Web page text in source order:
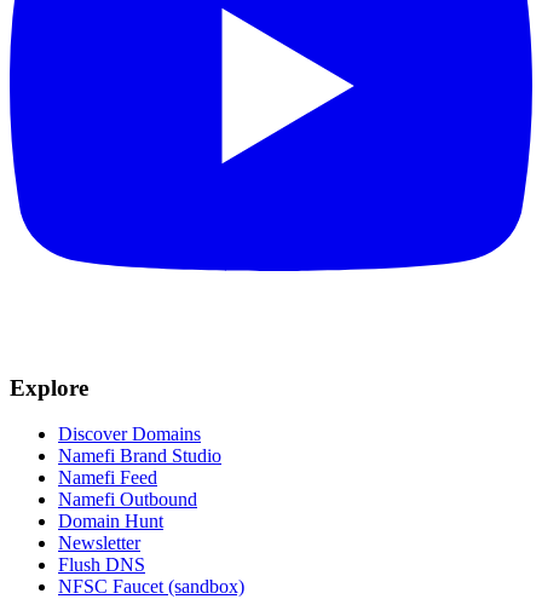
Explore
Discover Domains
Namefi Brand Studio
Namefi Feed
Namefi Outbound
Domain Hunt
Newsletter
Flush DNS
NFSC Faucet (sandbox)